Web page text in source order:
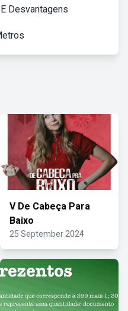
Desvantagens
V De Cabeça Para
Baixo
25 September 2024